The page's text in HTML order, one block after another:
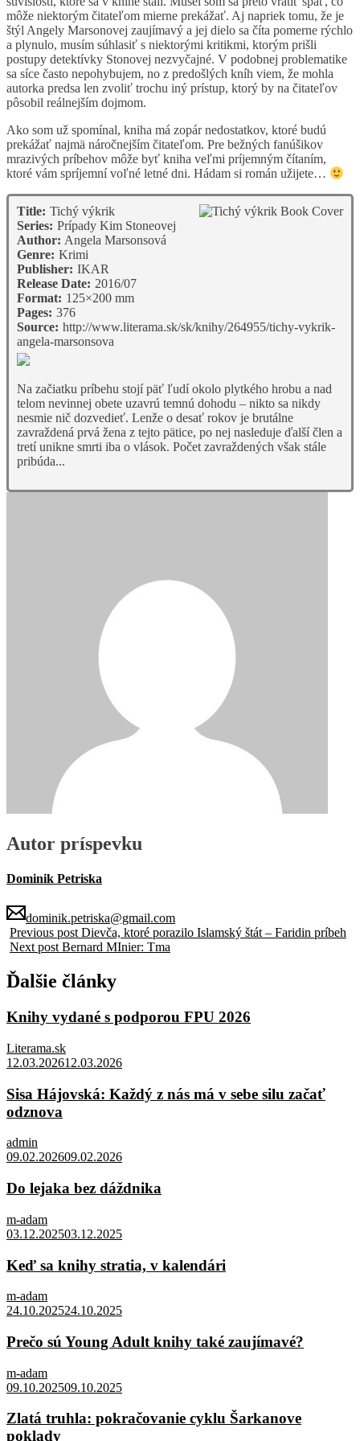
môže niektorým čitateľom mierne prekážať. Aj napriek tomu, že je
štýl Angely Marsonovej zaujímavý a jej dielo sa číta pomerne rýchlo
a plynulo, musím súhlasiť s niektorými kritikmi, ktorým prišli
postupy detektívky Stonovej nezvyčajné. V podobnej problematike
sa síce často nepohybujem, no z predošlých kníh viem, že mohla
autorka predsa len zvoliť trochu iný prístup, ktorý by na čitateľov
pôsobil reálnejším dojmom.
Ako som už spomínal, kniha má zopár nedostatkov, ktoré budú
prekážať najmä náročnejším čitateľom. Pre bežných fanúšikov
mrazivých príbehov môže byť kniha veľmi príjemným čítaním,
ktoré vám spríjemní voľné letné dni. Hádam si román užijete…
Title: Tichý výkrik
Series: Prípady Kim Stoneovej
Author: Angela Marsonsová
Genre: Krimi
Publisher: IKAR
Release Date: 2016/07
Format: 125×200 mm
Pages: 376
Source: http://www.literama.sk/sk/knihy/264955/tichy-vykrik-
angela-marsonsova
Na začiatku príbehu stojí päť ľudí okolo plytkého hrobu a nad
telom nevinnej obete uzavrú temnú dohodu – nikto sa nikdy
nesmie nič dozvedieť. Lenže o desať rokov je brutálne
zavraždená prvá žena z tejto pätice, po nej nasleduje ďalší člen a
tretí unikne smrti iba o vlások. Počet zavraždených však stále
pribúda...
Autor príspevku
Dominik Petriska
dominik.petriska@gmail.com
Previous post Dievča, ktoré porazilo Islamský štát – Faridin príbeh
Next post Bernard MInier: Tma
Ďalšie články
Knihy vydané s podporou FPU 2026
Literama.sk
12.03.202612.03.2026
Sisa Hájovská: Každý z nás má v sebe silu začať
odznova
admin
09.02.202609.02.2026
Do lejaka bez dáždnika
m-adam
03.12.202503.12.2025
Keď sa knihy stratia, v kalendári
m-adam
24.10.202524.10.2025
Prečo sú Young Adult knihy také zaujímavé?
m-adam
09.10.202509.10.2025
Zlatá truhla: pokračovanie cyklu Šarkanove
poklady